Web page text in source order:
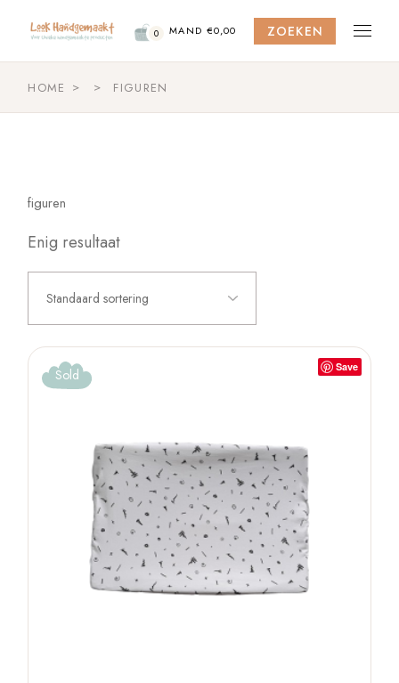
content
0 MAND €0,00 ZOEKEN
HOME FIGUREN
figuren
Enig resultaat
Standaard sortering
Save
Sold